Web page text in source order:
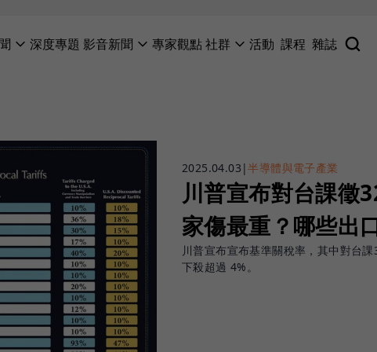
深度專題 影音新聞 專家觀點社群 活動 課程 雜誌
2025.04.03 |半導體與電子產業
川普宣布對台課徵
家傷最重？哪些出
川普宣布宣布基準關稅率，其中對台
下殺超過 4%。